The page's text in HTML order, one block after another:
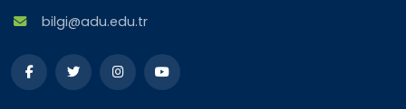
bilgi@adu.edu.tr